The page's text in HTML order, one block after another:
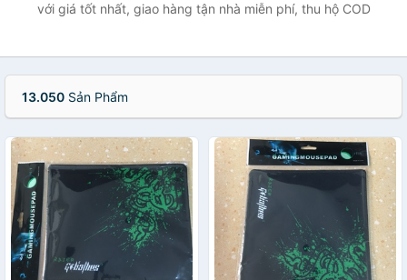
với giá tốt nhất, giao hàng tận nhà miễn phí, thu hộ COD
13.050 Sản Phẩm